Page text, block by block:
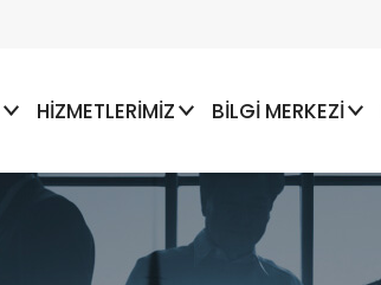
HİZMETLERİMİZ BİLGİ MERKEZİ